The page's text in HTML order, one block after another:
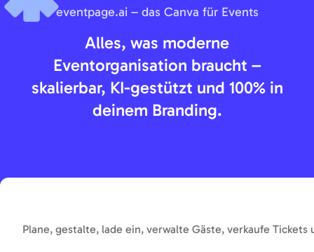
eventpage.ai – das Canva für Events
Alles, was moderne
Eventorganisation braucht –
skalierbar, KI-gestützt und 100% in
deinem Branding.
Plane, gestalte, lade ein, verwalte Gäste, verkaufe